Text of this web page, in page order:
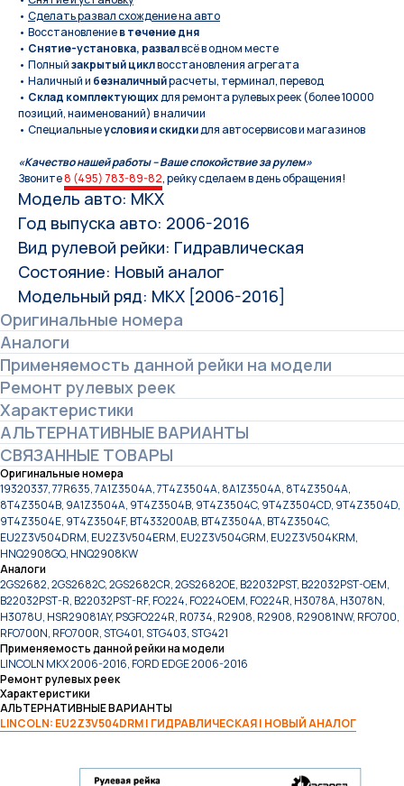
• Сделать развал схождение на авто
• Восстановлениев течение дня
• Снятие-установка, развалвсё в одном месте
• Полныйзакрытый циклвосстановления агрегата
• Наличный и безналичныйрасчеты, терминал, перевод
• Склад комплектующихдля ремонта рулевых реек (более 10000
позиций, наименований) в наличии
• Специальныеусловия и скидкидля автосервисов и магазинов
«Качество нашей работы – Ваше спокойствие за рулем»
Звоните8 (495) 783-89-82, рейку сделаем в день обращения!
Модель авто: MKX
Год выпуска авто: 2006-2016
Вид рулевой рейки: Гидравлическая
Состояние: Новый аналог
Модельный ряд: MKX [2006-2016]
Оригинальные номера
Аналоги
Применяемость данной рейки на модели
Ремонт рулевых реек
Характеристики
АЛЬТЕРНАТИВНЫЕ ВАРИАНТЫ
СВЯЗАННЫЕ ТОВАРЫ
Оригинальные номера
19320337, 77R635, 7A1Z3504A, 7T4Z3504A, 8A1Z3504A, 8T4Z3504A,
8T4Z3504B, 9A1Z3504A, 9T4Z3504B, 9T4Z3504C, 9T4Z3504CD, 9T4Z3504D,
9T4Z3504E, 9T4Z3504F, BT433200AB, BT4Z3504A, BT4Z3504C,
EU2Z3V504DRM, EU2Z3V504ERM, EU2Z3V504GRM, EU2Z3V504KRM,
HNQ2908GQ, HNQ2908KW
Аналоги
2GS2682, 2GS2682C, 2GS2682CR, 2GS2682OE, B22032PST, B22032PST-OEM,
B22032PST-R, B22032PST-RF, FO224, FO224OEM, FO224R, H3078A, H3078N,
H3078U, HSR29081AY, PSGFO224R, R0734, R2908, R2908, R29081NW, RFO700,
RFO700N, RFO700R, STG401, STG403, STG421
Применяемость данной рейки на модели
LINCOLN MKX 2006-2016, FORD EDGE 2006-2016
Ремонт рулевых реек
Характеристики
АЛЬТЕРНАТИВНЫЕ ВАРИАНТЫ
LINCOLN: EU2Z3V504DRM | ГИДРАВЛИЧЕСКАЯ | НОВЫЙ АНАЛОГ